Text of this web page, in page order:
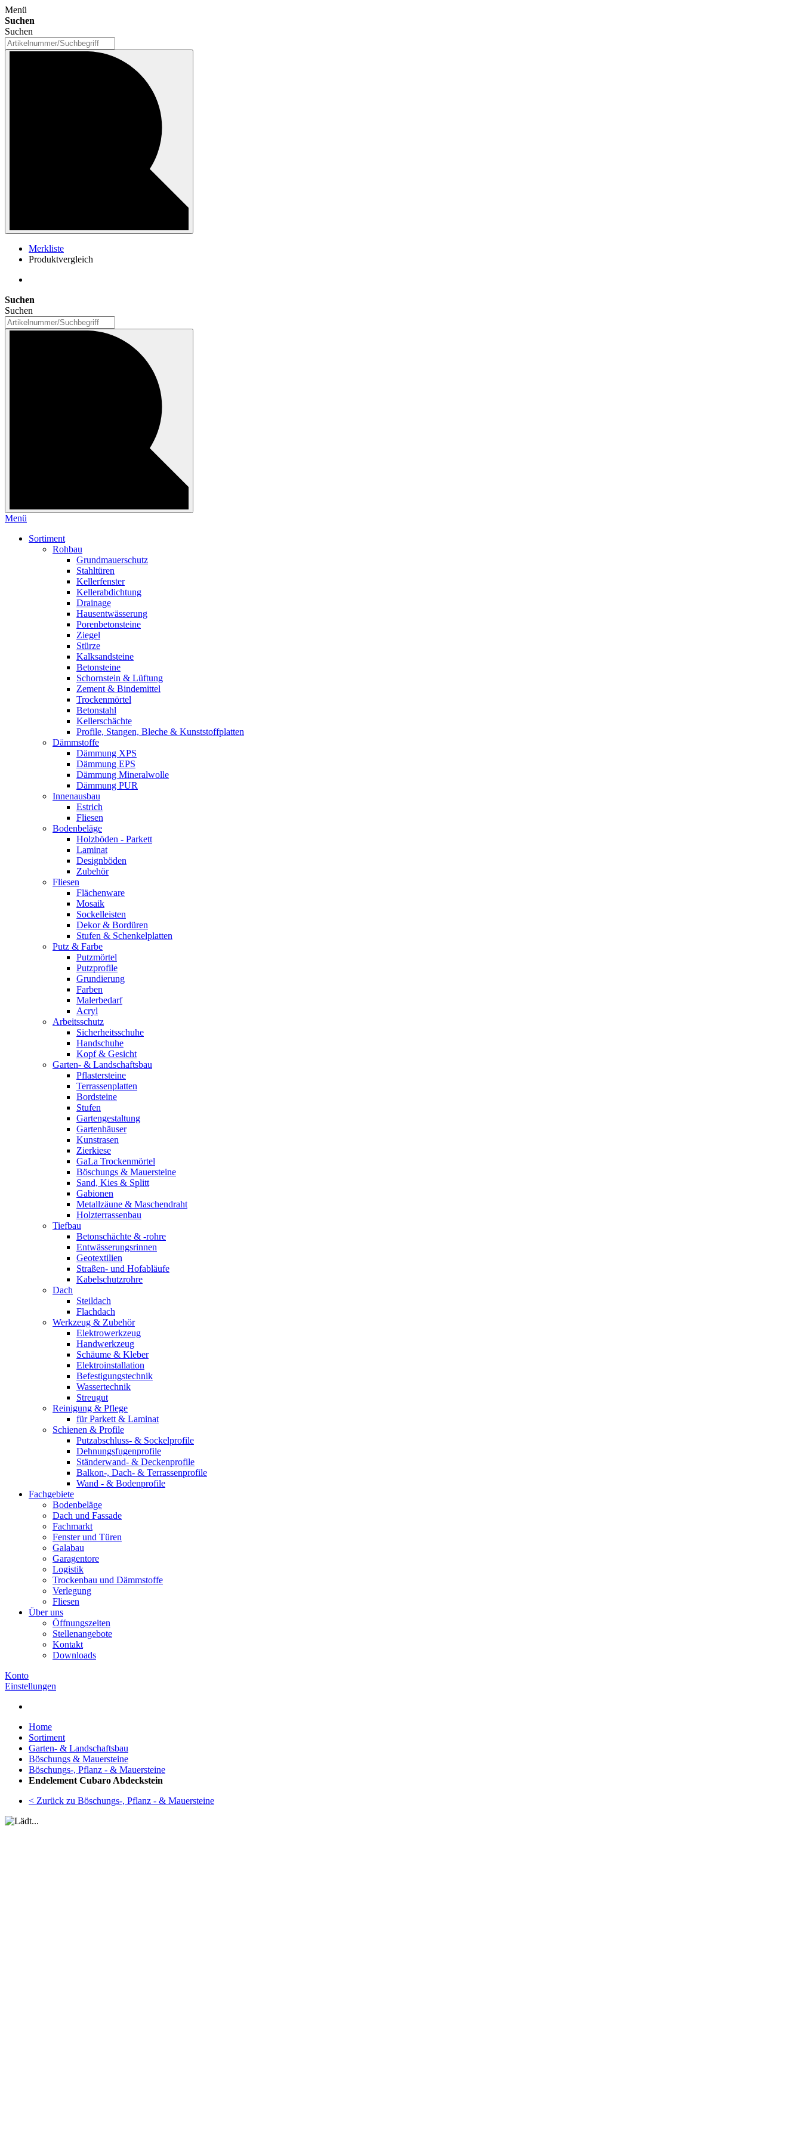
Menü
Suchen
Suchen
Merkliste
Produktvergleich
Suchen
Suchen
Menü
Sortiment
Rohbau
Grundmauerschutz
Stahltüren
Kellerfenster
Kellerabdichtung
Drainage
Hausentwässerung
Porenbetonsteine
Ziegel
Stürze
Kalksandsteine
Betonsteine
Schornstein & Lüftung
Zement & Bindemittel
Trockenmörtel
Betonstahl
Kellerschächte
Profile, Stangen, Bleche & Kunststoffplatten
Dämmstoffe
Dämmung XPS
Dämmung EPS
Dämmung Mineralwolle
Dämmung PUR
Innenausbau
Estrich
Fliesen
Bodenbeläge
Holzböden - Parkett
Laminat
Designböden
Zubehör
Fliesen
Flächenware
Mosaik
Sockelleisten
Dekor & Bordüren
Stufen & Schenkelplatten
Putz & Farbe
Putzmörtel
Putzprofile
Grundierung
Farben
Malerbedarf
Acryl
Arbeitsschutz
Sicherheitsschuhe
Handschuhe
Kopf & Gesicht
Garten- & Landschaftsbau
Pflastersteine
Terrassenplatten
Bordsteine
Stufen
Gartengestaltung
Gartenhäuser
Kunstrasen
Zierkiese
GaLa Trockenmörtel
Böschungs & Mauersteine
Sand, Kies & Splitt
Gabionen
Metallzäune & Maschendraht
Holzterrassenbau
Tiefbau
Betonschächte & -rohre
Entwässerungsrinnen
Geotextilien
Straßen- und Hofabläufe
Kabelschutzrohre
Dach
Steildach
Flachdach
Werkzeug & Zubehör
Elektrowerkzeug
Handwerkzeug
Schäume & Kleber
Elektroinstallation
Befestigungstechnik
Wassertechnik
Streugut
Reinigung & Pflege
für Parkett & Laminat
Schienen & Profile
Putzabschluss- & Sockelprofile
Dehnungsfugenprofile
Ständerwand- & Deckenprofile
Balkon-, Dach- & Terrassenprofile
Wand - & Bodenprofile
Fachgebiete
Bodenbeläge
Dach und Fassade
Fachmarkt
Fenster und Türen
Galabau
Garagentore
Logistik
Trockenbau und Dämmstoffe
Verlegung
Fliesen
Über uns
Öffnungszeiten
Stellenangebote
Kontakt
Downloads
Konto
Einstellungen
Home
Sortiment
Garten- & Landschaftsbau
Böschungs & Mauersteine
Böschungs-, Pflanz - & Mauersteine
Endelement Cubaro Abdeckstein
< Zurück zu Böschungs-, Pflanz - & Mauersteine